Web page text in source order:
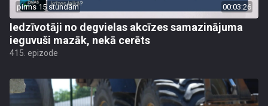
pirms 15 stundām 00:03:26
Iedzīvotāji no degvielas akcīzes samazinājuma
ieguvuši mazāk, nekā cerēts
415. epizode